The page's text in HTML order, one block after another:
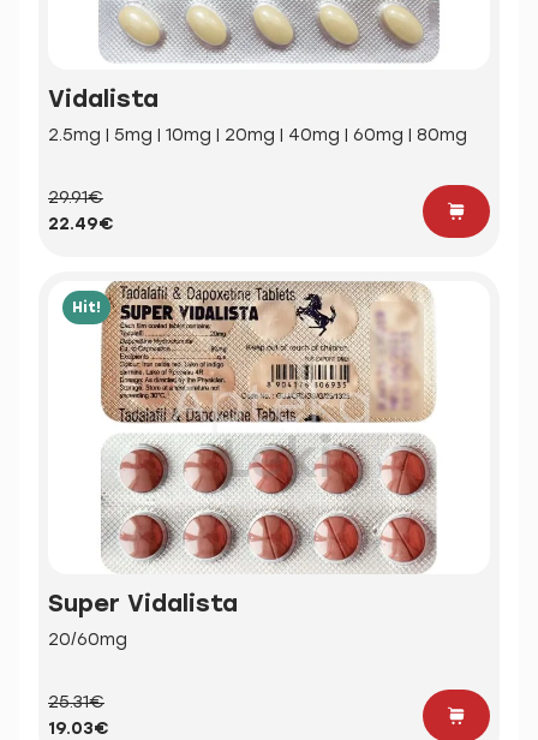
Vidalista
2.5mg | 5mg | 10mg | 20mg | 40mg | 60mg | 80mg
29.91€
22.49€
Hit!
Super Vidalista
20/60mg
25.31€
19.03€